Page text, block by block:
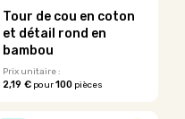
sur
page
produit
Tour de cou en coton
et détail rond en
bambou
Prix unitaire :
2,19 €pour100pièces
produit